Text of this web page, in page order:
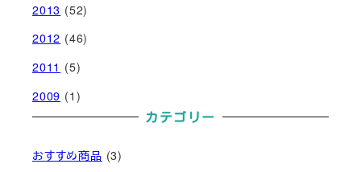
2013 (52)
2012 (46)
2011 (5)
2009 (1)
カテゴリー
おすすめ商品 (3)